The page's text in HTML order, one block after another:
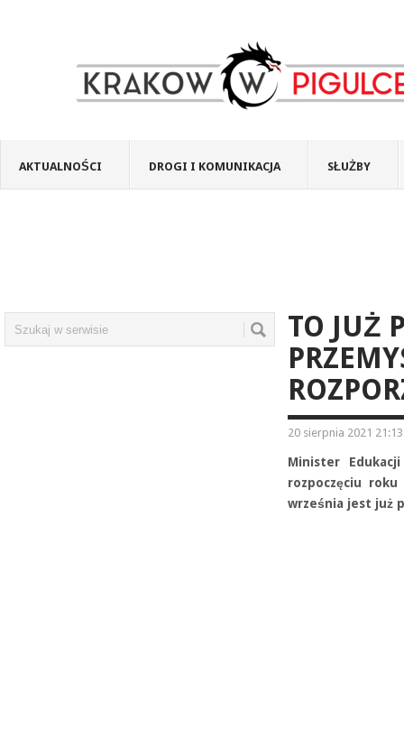
AKTUALNOŚCI DROGI I KOMUNIKACJA SŁUŻBY
TO JUŻ
20 sierpnia 2021 21:13
Minister
rozpoczęciu
września jest już